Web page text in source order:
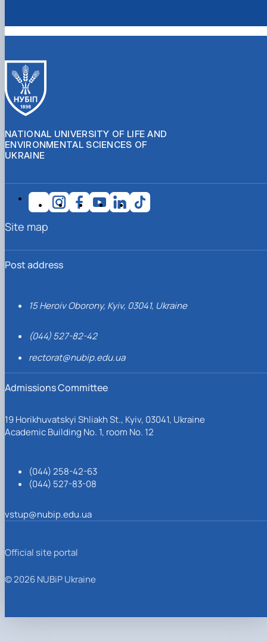
NATIONAL UNIVERSITY OF LIFE AND
ENVIRONMENTAL SCIENCES OF
UKRAINE
Post address
15 Heroiv Oborony, Kyiv, 03041, Ukraine
(044) 527-82-42
rectorat@nubip.edu.ua
Admissions Committee
19 Horikhuvatskyi Shliakh St., Kyiv, 03041, Ukraine
Academic Building No. 1, room No. 12
(044) 258-42-63
(044) 527-83-08
vstup@nubip.edu.ua
Site map
Official site portal
© 2026 NUBiP Ukraine